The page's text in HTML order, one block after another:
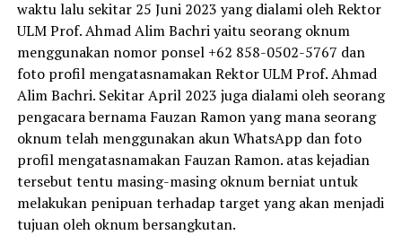
waktu lalu sekitar 25 Juni 2023 yang dialami oleh Rektor
ULM Prof. Ahmad Alim Bachri yaitu seorang oknum
menggunakan nomor ponsel +62 858-0502-5767 dan
foto profil mengatasnamakan Rektor ULM Prof. Ahmad
Alim Bachri. Sekitar April 2023 juga dialami oleh seorang
pengacara bernama Fauzan Ramon yang mana seorang
oknum telah menggunakan akun WhatsApp dan foto
profil mengatasnamakan Fauzan Ramon. atas kejadian
tersebut tentu masing-masing oknum berniat untuk
melakukan penipuan terhadap target yang akan menjadi
tujuan oleh oknum bersangkutan.